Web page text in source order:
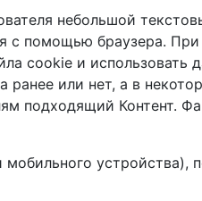
небольшой
с помощью браузера.
cookie и использовать
или нет, а в
подходящий Контент.
устройства),